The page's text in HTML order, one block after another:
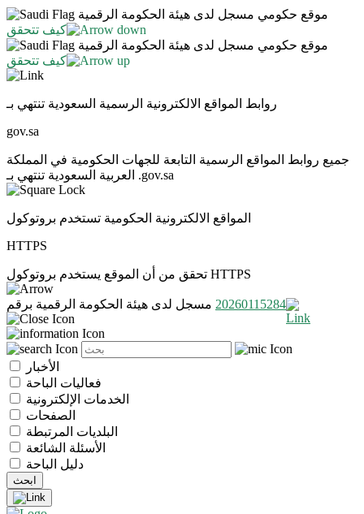
موقع حكومي مسجل لدى هيئة الحكومة الرقمية
كيف تتحقق
موقع حكومي مسجل لدى هيئة الحكومة الرقمية
كيف تتحقق
روابط المواقع الالكترونية الرسمية السعودية تنتهي بـ
gov.sa
جميع روابط المواقع الرسمية التابعة للجهات الحكومية في المملكة
العربية السعودية تنتهي بـ .gov.sa
المواقع الالكترونية الحكومية تستخدم بروتوكول
HTTPS
تحقق من أن الموقع يستخدم بروتوكول HTTPS
مسجل لدى هيئة الحكومة الرقمية برقم 20260115284
الأخبار
فعاليات الباحة
الخدمات الإلكترونية
الصفحات
البلديات المرتبطة
الأسئلة الشائعة
دليل الباحة